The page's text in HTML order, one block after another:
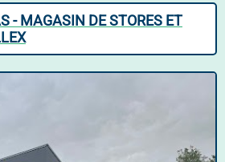
- MAGASIN DE STORES ET